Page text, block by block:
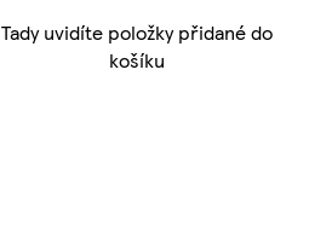
Tady uvidíte položky přidané do
košíku